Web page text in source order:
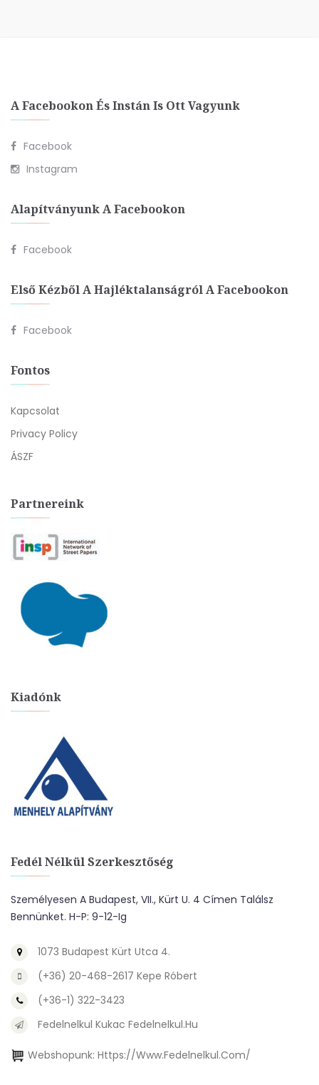
A Facebookon És Instán Is Ott Vagyunk
Facebook
Instagram
Alapítványunk A Facebookon
Facebook
Első Kézből A Hajléktalanságról A Facebookon
Facebook
Fontos
Kapcsolat
Privacy Policy
ÁSZF
Partnereink
Kiadónk
Fedél Nélkül Szerkesztőség
Személyesen A Budapest, VII., Kürt U. 4 Címen Találsz
Bennünket. H-P: 9-12-Ig
1073 Budapest Kürt Utca 4.
(+36) 20-468-2617 Kepe Róbert
(+36-1) 322-3423
Fedelnelkul Kukac Fedelnelkul.hu
Webshopunk: Https://www.fedelnelkul.com/